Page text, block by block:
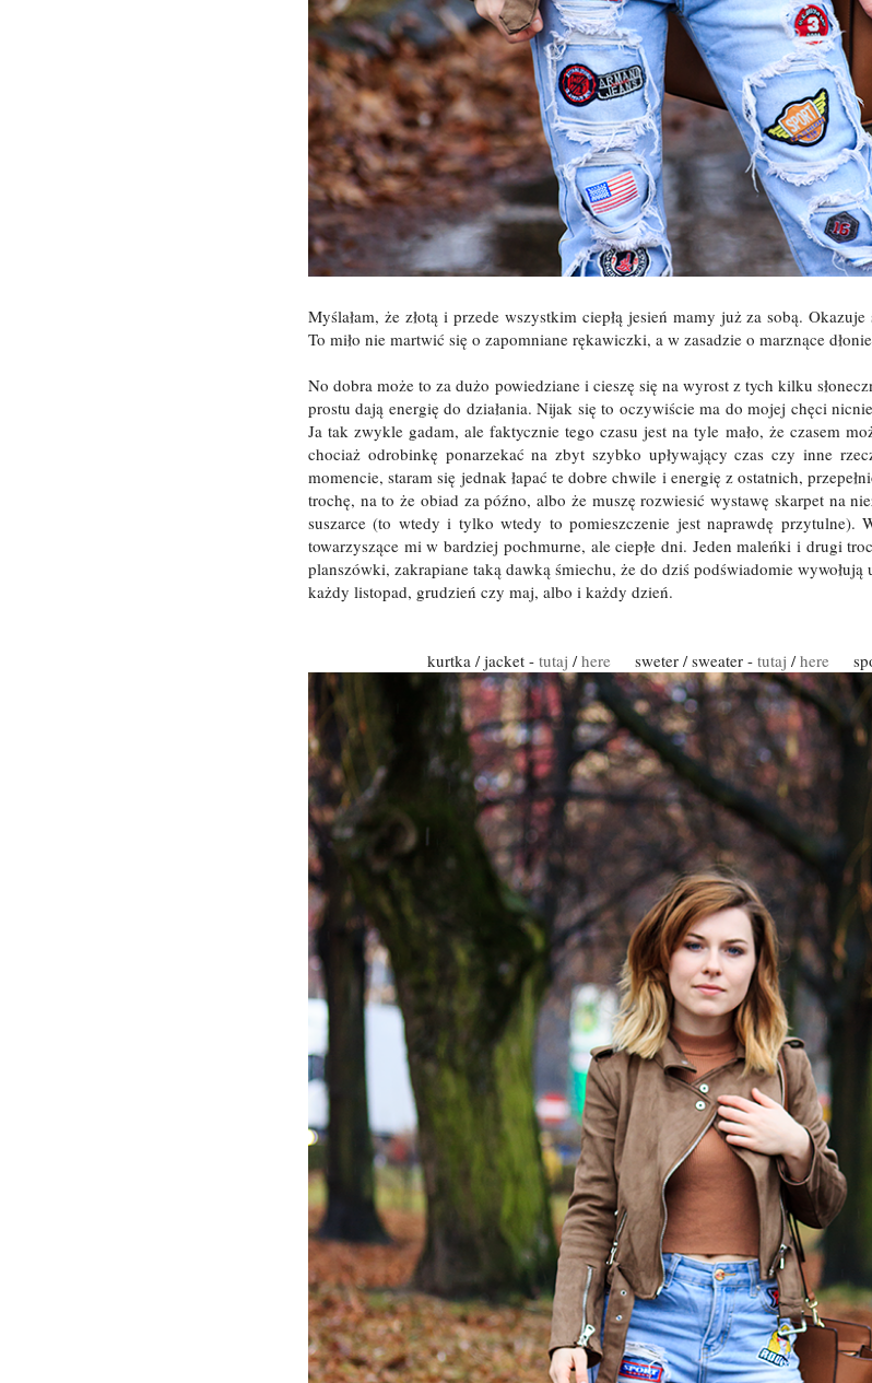
Myślałam, że złotą i przede wszystkim ciepłą jesień mamy już za sobą.
To miło nie martwić się o zapomniane rękawiczki, a w zasadzie o marznące
No dobra może to za dużo powiedziane i cieszę się na wyrost z tych kilku
prostu dają energię do działania. Nijak się to oczywiście ma do mojej chęci
Ja tak zwykle gadam, ale faktycznie tego czasu jest na tyle mało, że czasem
chociaż odrobinkę ponarzekać na zbyt szybko upływający czas czy inne
momencie, staram się jednak łapać te dobre chwile i energię z ostatnich,
trochę, na to że obiad za późno, albo że muszę rozwiesić wystawę skarpet na
suszarce (to wtedy i tylko wtedy to pomieszczenie jest naprawdę przytulne).
towarzyszące mi w bardziej pochmurne, ale ciepłe dni. Jeden maleńki i drugi
planszówki, zakrapiane taką dawką śmiechu, że do dziś podświadomie
każdy listopad, grudzień czy maj, albo i każdy dzień.
kurtka / jacket - tutaj /here sweter / sweater - tutaj /here